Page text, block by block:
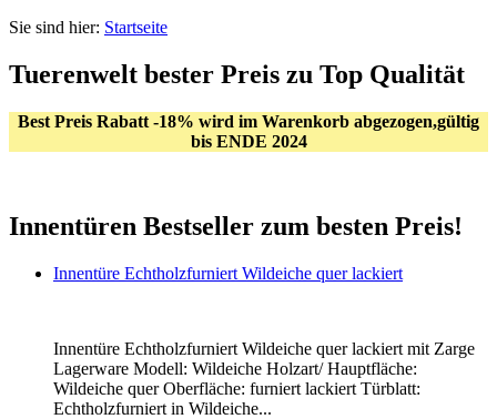
Sie sind hier: Startseite
Tuerenwelt bester Preis zu Top Qualität
Best Preis Rabatt -18% wird im Warenkorb abgezogen,gültig
bis ENDE 2024
Innentüren Bestseller zum besten Preis!
Innentüre Echtholzfurniert Wildeiche quer lackiert
Innentüre Echtholzfurniert Wildeiche quer lackiert mit Zarge
Lagerware Modell: Wildeiche Holzart/ Hauptfläche:
Wildeiche quer Oberfläche: furniert lackiert Türblatt:
Echtholzfurniert in Wildeiche...